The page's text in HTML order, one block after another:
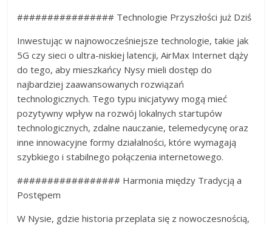
################ Technologie Przyszłości już Dziś
Inwestując w najnowocześniejsze technologie, takie jak
5G czy sieci o ultra-niskiej latencji, AirMax Internet dąży
do tego, aby mieszkańcy Nysy mieli dostęp do
najbardziej zaawansowanych rozwiązań
technologicznych. Tego typu inicjatywy mogą mieć
pozytywny wpływ na rozwój lokalnych startupów
technologicznych, zdalne nauczanie, telemedycynę oraz
inne innowacyjne formy działalności, które wymagają
szybkiego i stabilnego połączenia internetowego.
################# Harmonia między Tradycją a
Postępem
W Nysie, gdzie historia przeplata się z nowoczesnością,